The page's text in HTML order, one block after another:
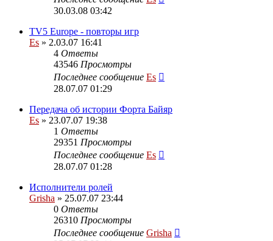
30.03.08 03:42
TV5 Europe - повторы игр
Es » 2.03.07 16:41
4 Ответы
43546 Просмотры
Последнее сообщение Es
28.07.07 01:29
Передача об истории Форта Байяр
Es » 23.07.07 19:38
1 Ответы
29351 Просмотры
Последнее сообщение Es
28.07.07 01:28
Исполнители ролей
Grisha » 25.07.07 23:44
0 Ответы
26310 Просмотры
Последнее сообщение Grisha